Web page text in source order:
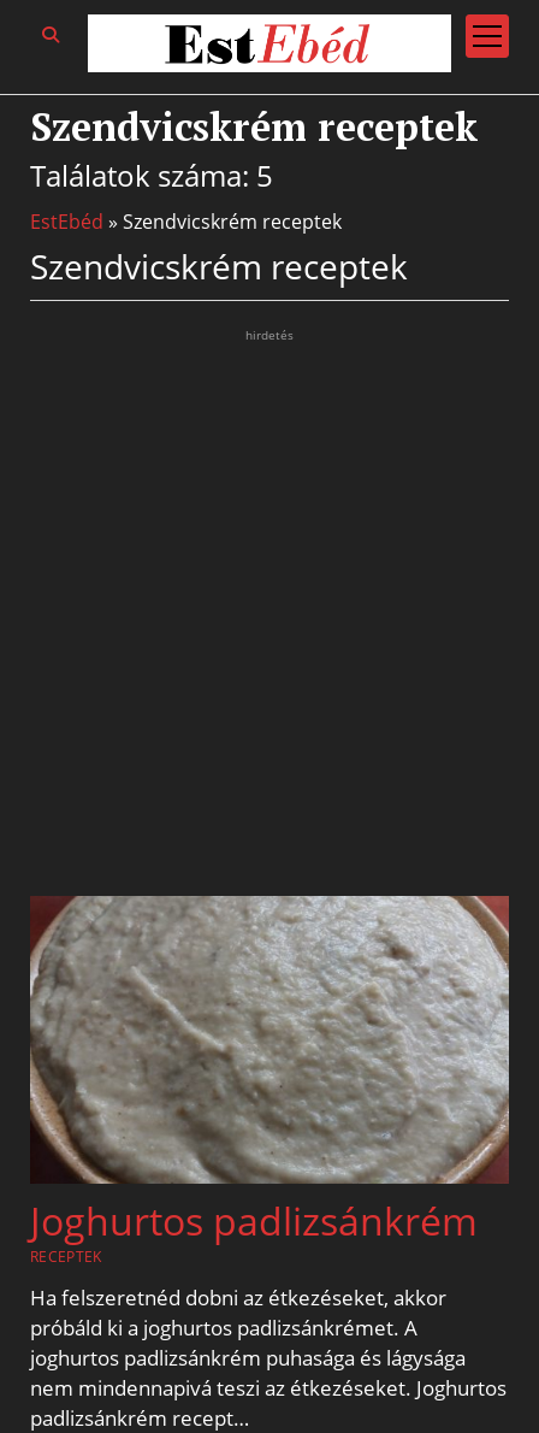
open
menu
Szendvicskrém receptek
Találatok száma: 5
EstEbéd » Szendvicskrém receptek
Szendvicskrém receptek
hirdetés
Joghurtos padlizsánkrém
RECEPTEK
Ha felszeretnéd dobni az étkezéseket, akkor
próbáld ki a joghurtos padlizsánkrémet. A
joghurtos padlizsánkrém puhasága és lágysága
nem mindennapivá teszi az étkezéseket. Joghurtos
padlizsánkrém recept…